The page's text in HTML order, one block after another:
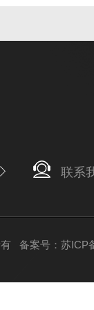
联系
有 备案号：苏ICP